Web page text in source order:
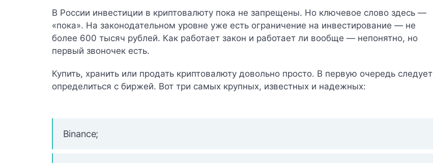
В России инвестиции в криптовалюту пока не запрещены. Но ключевое слово здесь —
«пока». На законодательном уровне уже есть ограничение на инвестирование — не
более 600 тысяч рублей. Как работает закон и работает ли вообще — непонятно, но
первый звоночек есть.
Купить, хранить или продать криптовалюту довольно просто. В первую очередь следует
определиться с биржей. Вот три самых крупных, известных и надежных:
Binance;